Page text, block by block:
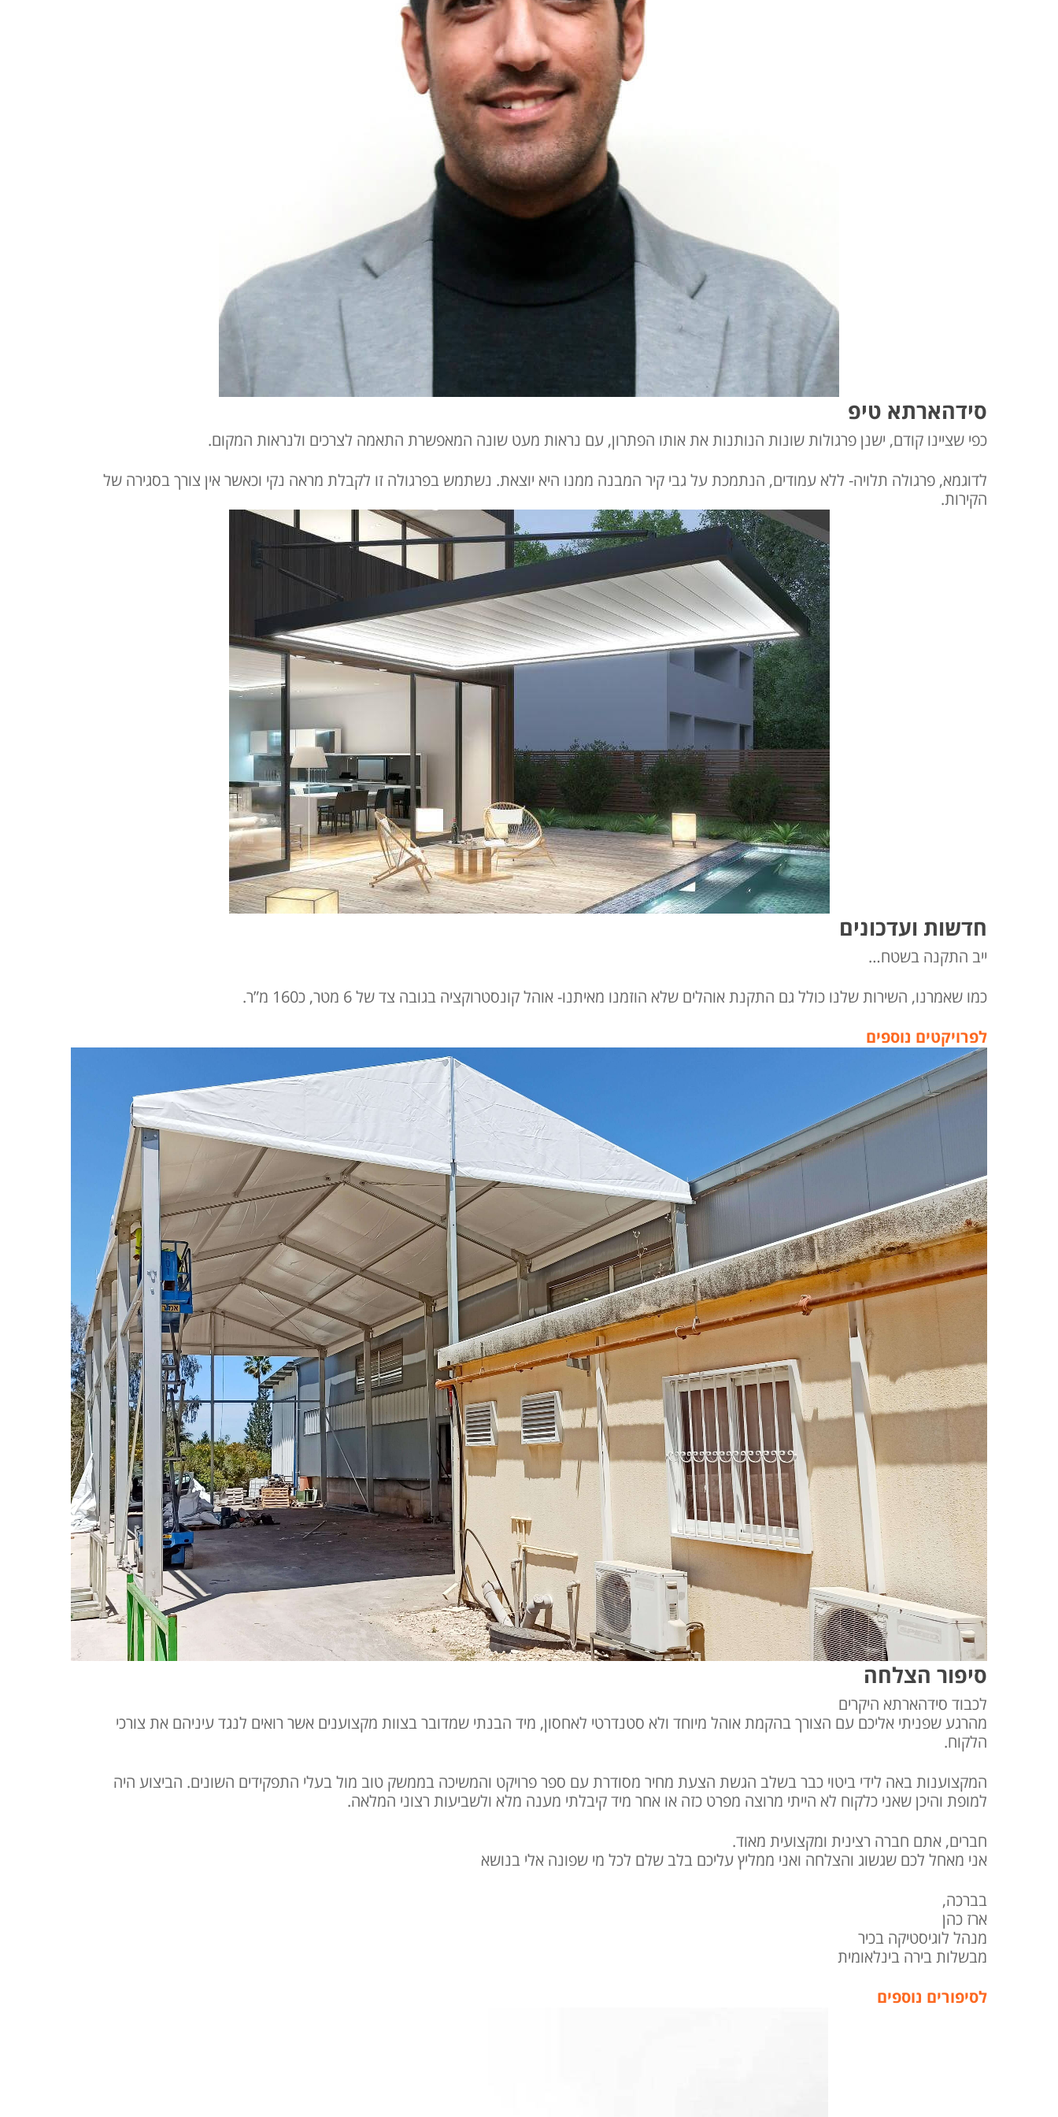
סידהארתא טיפ
כפי שציינו קודם, ישנן פרגולות שונות הנותנות את אותו הפתרון, עם נראות מעט שונה המאפשרת התאמה לצרכים ולנראות המקום.
לדוגמא, פרגולה תלויה- ללא עמודים, הנתמכת על גבי קיר המבנה ממנו היא יוצאת. נשתמש בפרגולה זו לקבלת מראה נקי וכאשר אין צורך בסגירה של
הקירות.
חדשות ועדכונים
ייב התקנה בשטח…
כמו שאמרנו, השירות שלנו כולל גם התקנת אוהלים שלא הוזמנו מאיתנו- אוהל קונסטרוקציה בגובה צד של 6 מטר, כ160 מ”ר.
לפרויקטים נוספים
סיפור הצלחה
לכבוד סידהארתא היקרים
מהרגע שפניתי אליכם עם הצורך בהקמת אוהל מיוחד ולא סטנדרטי לאחסון, מיד הבנתי שמדובר בצוות מקצוענים אשר רואים לנגד עיניהם את צורכי
הלקוח.
המקצוענות באה לידי ביטוי כבר בשלב הגשת הצעת מחיר מסודרת עם ספר פרויקט והמשיכה בממשק טוב מול בעלי התפקידים השונים. הביצוע היה
למופת והיכן שאני כלקוח לא הייתי מרוצה מפרט כזה או אחר מיד קיבלתי מענה מלא ולשביעות רצוני המלאה.
חברים, אתם חברה רצינית ומקצועית מאוד.
אני מאחל לכם שגשוג והצלחה ואני ממליץ עליכם בלב שלם לכל מי שפונה אלי בנושא
בברכה,
ארז כהן
מנהל לוגיסטיקה בכיר
מבשלות בירה בינלאומית
לסיפורים נוספים